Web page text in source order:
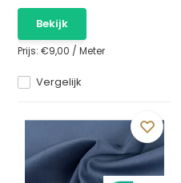
Vergelijk
Bekijk
Prijs:€9,00 /Meter